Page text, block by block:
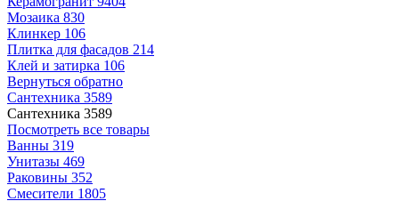
Мозаика 830
Клинкер 106
Плитка для фасадов 214
Клей и затирка 106
Вернуться обратно
Сантехника 3589
Сантехника 3589
Посмотреть все товары
Ванны 319
Унитазы 469
Раковины 352
Смесители 1805